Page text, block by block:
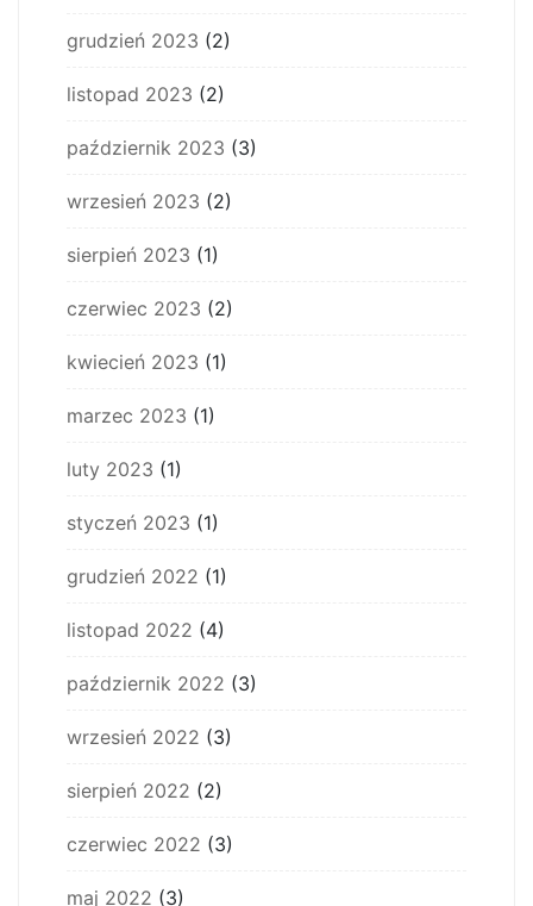
grudzień 2023 (2)
listopad 2023 (2)
październik 2023 (3)
wrzesień 2023 (2)
sierpień 2023 (1)
czerwiec 2023 (2)
kwiecień 2023 (1)
marzec 2023 (1)
luty 2023 (1)
styczeń 2023 (1)
grudzień 2022 (1)
listopad 2022 (4)
październik 2022 (3)
wrzesień 2022 (3)
sierpień 2022 (2)
czerwiec 2022 (3)
maj 2022 (3)